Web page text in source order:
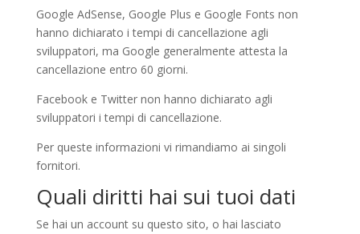
Google AdSense, Google Plus e Google Fonts non
hanno dichiarato i tempi di cancellazione agli
sviluppatori, ma Google generalmente attesta la
cancellazione entro 60 giorni.
Facebook e Twitter non hanno dichiarato agli
sviluppatori i tempi di cancellazione.
Per queste informazioni vi rimandiamo ai singoli
fornitori.
Quali diritti hai sui tuoi dati
Se hai un account su questo sito, o hai lasciato